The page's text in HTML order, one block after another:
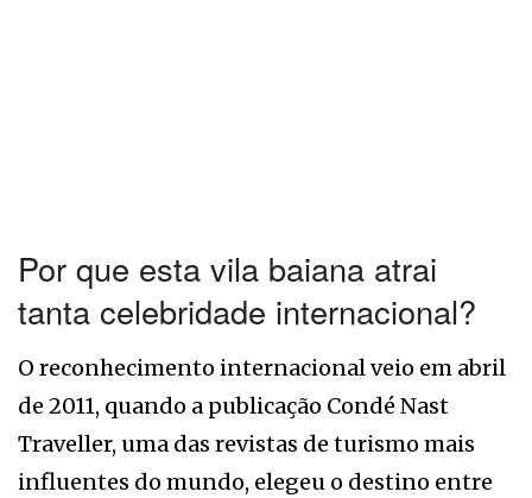
Por que esta vila baiana atrai
tanta celebridade internacional?
O reconhecimento internacional veio em abril
de 2011, quando a publicação Condé Nast
Traveller, uma das revistas de turismo mais
influentes do mundo, elegeu o destino entre